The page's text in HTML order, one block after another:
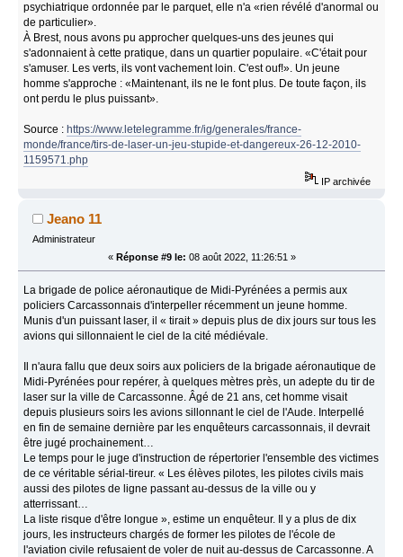
psychiatrique ordonnée par le parquet, elle n'a «rien révélé d'anormal ou
de particulier».
À Brest, nous avons pu approcher quelques-uns des jeunes qui
s'adonnaient à cette pratique, dans un quartier populaire. «C'était pour
s'amuser. Les verts, ils vont vachement loin. C'est ouf!». Un jeune
homme s'approche : «Maintenant, ils ne le font plus. De toute façon, ils
ont perdu le plus puissant».
Source : https://www.letelegramme.fr/ig/generales/france-
monde/france/tirs-de-laser-un-jeu-stupide-et-dangereux-26-12-2010-
1159571.php
IP archivée
Jeano 11
Administrateur
« Réponse #9 le: 08 août 2022, 11:26:51 »
La brigade de police aéronautique de Midi-Pyrénées a permis aux
policiers Carcassonnais d'interpeller récemment un jeune homme.
Munis d'un puissant laser, il « tirait » depuis plus de dix jours sur tous les
avions qui sillonnaient le ciel de la cité médiévale.
Il n'aura fallu que deux soirs aux policiers de la brigade aéronautique de
Midi-Pyrénées pour repérer, à quelques mètres près, un adepte du tir de
laser sur la ville de Carcassonne. Âgé de 21 ans, cet homme visait
depuis plusieurs soirs les avions sillonnant le ciel de l'Aude. Interpellé
en fin de semaine dernière par les enquêteurs carcassonnais, il devrait
être jugé prochainement…
Le temps pour le juge d'instruction de répertorier l'ensemble des victimes
de ce véritable sérial-tireur. « Les élèves pilotes, les pilotes civils mais
aussi des pilotes de ligne passant au-dessus de la ville ou y
atterrissant…
La liste risque d'être longue », estime un enquêteur. Il y a plus de dix
jours, les instructeurs chargés de former les pilotes de l'école de
l'aviation civile refusaient de voler de nuit au-dessus de Carcassonne. A